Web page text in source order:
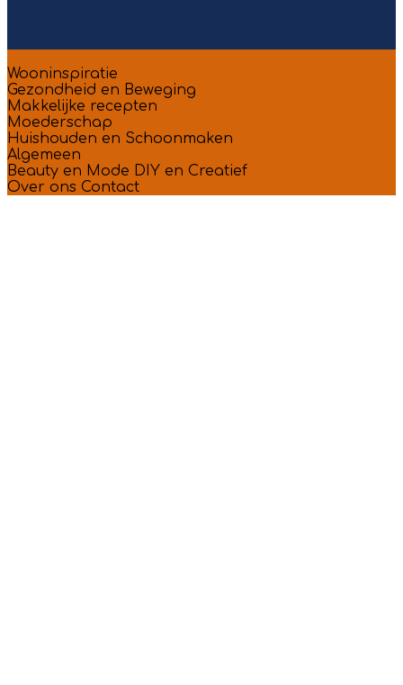
Wooninspiratie
Gezondheid en Beweging
Makkelijke recepten
Moederschap
Huishouden en Schoonmaken
Algemeen
Beauty en Mode DIY en Creatief
Over ons Contact